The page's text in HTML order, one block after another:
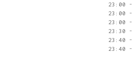
23:00
23:00
23:00 -
23:30 -
23:40
23:40